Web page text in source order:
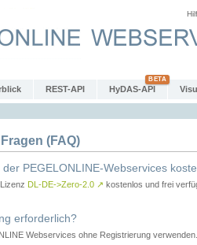
REST-API HyDAS-API
(FAQ)
PEGELONLINE-Webservices
DL-DE->Zero-2.0 ↗ kostenlos und frei
erforderlich?
Webservices ohne Registrierung verwenden.